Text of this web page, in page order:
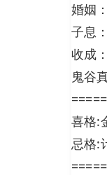
婚姻
子息
收成
鬼谷
喜格:
忌格: